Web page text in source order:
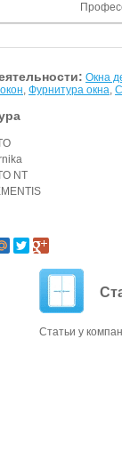
Окна
, Фурнитура окна,
NT
Статьи у